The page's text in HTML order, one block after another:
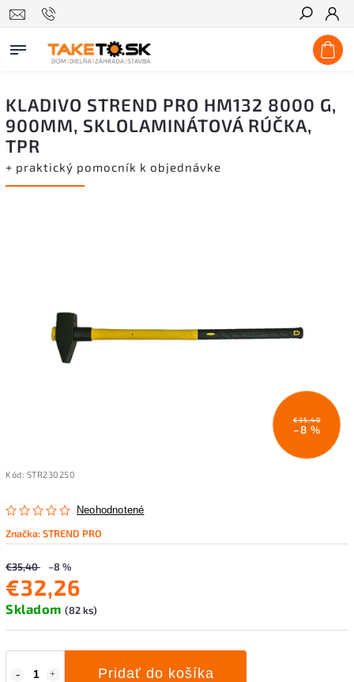
Hľadať
KLADIVO STREND PRO HM132 8000 G,
900MM, SKLOLAMINÁTOVÁ RÚČKA,
TPR
+ praktický pomocník k objednávke
€35,40
–8 %
Kód: STR230250
Neohodnotené
Značka:STREND PRO
€35,40 –8 %
€32,26
Skladom (82 ks)
Pridať do košíka